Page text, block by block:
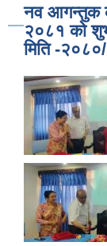
नव आगन्तुक
२०८१ को
मिति -